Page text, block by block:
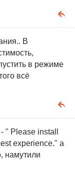
В
в режиме
всё
" Please install
experience." а
намутили